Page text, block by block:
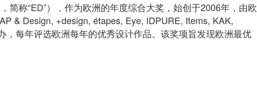
简称“ED”），作为欧洲的年度综合大奖，始创于2006年，由欧
& Design, +design, étapes, Eye, IDPURE, Items, KAK,
，每年评选欧洲每年的优秀设计作品。该奖项旨发现欧洲最优